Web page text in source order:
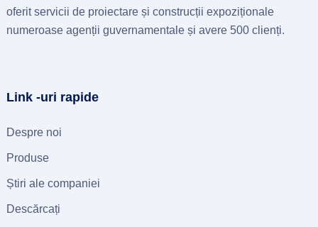
oferit servicii de proiectare și construcții expoziționale
numeroase agenții guvernamentale și avere 500 clienți.
Link -uri rapide
Despre noi
Produse
Știri ale companiei
Descărcați